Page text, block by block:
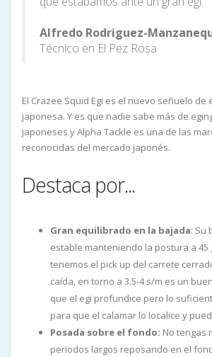
Alfredo Rodriguez-
Técnico en El Pez Rosa
El Crazee Squid Egi es el nuevo señuelo de
japonesa. Y es que nadie sabe más de
japoneses y Alpha Tackle es una de las
reconocidas del mercado japonés.
Destaca por...
Gran equilibrado en la bajada: Su
estable manteniendo la postura a 45
tenemos el pick up del carrete
caída, en torno a 3.5-4 s/m es un
que el egi profundice pero lo
para que el calamar lo localice y
Posada sobre el fondo: No tengas
periodos largos reposando en el